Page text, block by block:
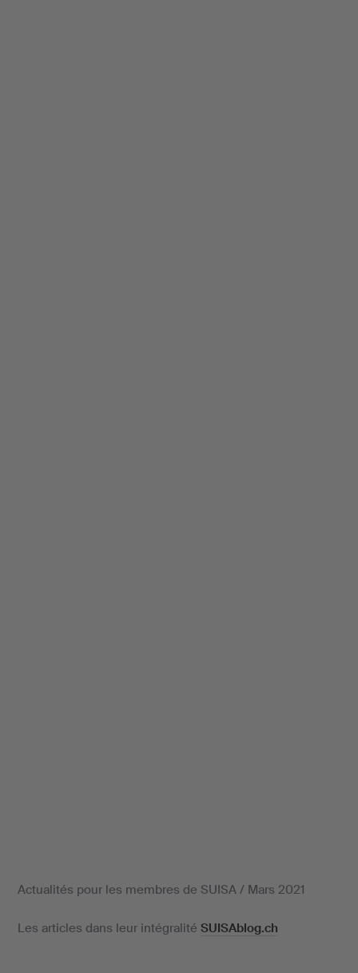
Actualités pour les membres de SUISA / Mars 2021
Les articles dans leur intégralité SUISAblog.ch